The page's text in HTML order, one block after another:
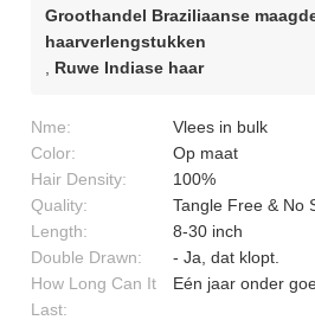
Groothandel Braziliaanse
haarverlengstukken
Ruwe Indiase haar
Nme:
Vlees in bulk
Color:
Op maat
Hair Density:
100%
Quality:
Tangle Free & No
Length:
8-30 inch
Double Drawn:
- Ja, dat klopt.
How Long Can It
Last:
Eén jaar onder